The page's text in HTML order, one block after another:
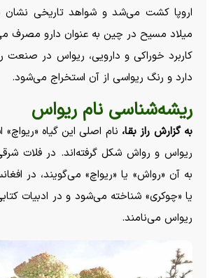
اروپا کشت می‌شد و شواهد تاریخی
میلاد مسیح در چین به عنوان دارو مصرف
کاربرد خوراکی و دارویی، ریواس در صنعت
دارد و رنگ ریواسی از آن استخراج می‌شود.
ریشه‌شناسی نام ریواس
به گزارش راز بقا، نام اصلی این گیاه
ریواس و رواش شکل گرفته‌اند. در فلات شرقی
به آن «رواش» یا «ریواچ» می‌گویند، در
یا «چوکری» شناخته می‌شود و در ادبیات
ریواس می‌نامند.